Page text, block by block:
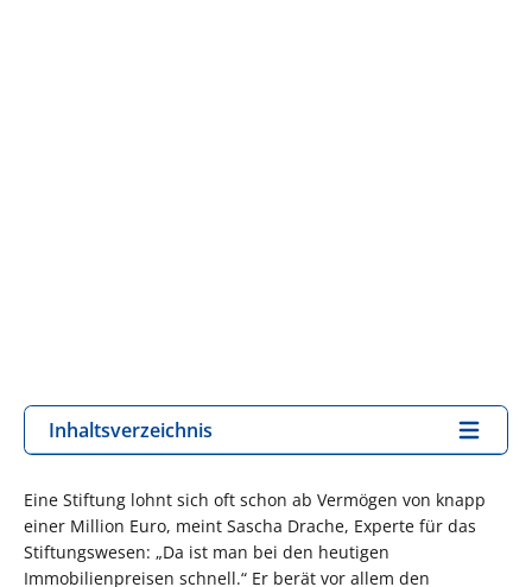
Inhaltsverzeichnis
Eine Stiftung lohnt sich oft schon ab Vermögen von knapp
einer Million Euro, meint Sascha Drache, Experte für das
Stiftungswesen: „Da ist man bei den heutigen
Immobilienpreisen schnell.“ Er berät vor allem den